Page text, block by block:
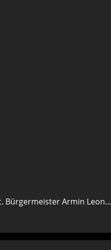
Bürgermeister Armin Leon...